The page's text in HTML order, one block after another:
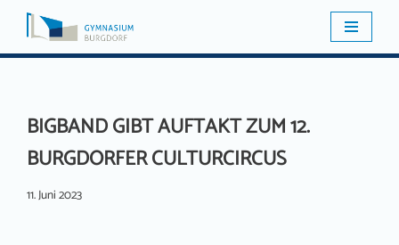
Zum
BIGBAND GIBT AUFTAKT ZUM 12.
BURGDORFER CULTURCIRCUS
11. Juni 2023